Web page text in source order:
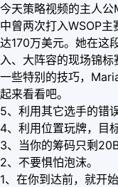
今天策略视频的主人
中曾两次打入WSOP
达170万美元。她在这
入、大阵容的现场锦
一些特别的技巧，
起来看看吧。
5、利用其它选手的错误
4、利用位置玩牌，目
3、当你的筹码只剩
2、不要惧怕泡沫。
1、在你到达前，就开